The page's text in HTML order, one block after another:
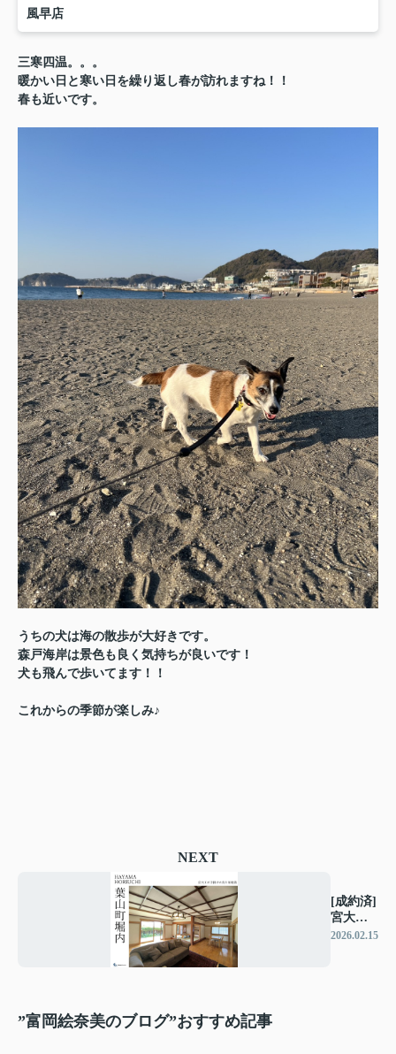
風早店
三寒四温。。。
暖かい日と寒い日を繰り返し春が訪れますね！！
春も近いです。
うちの犬は海の散歩が大好きです。
森戸海岸は景色も良く気持ちが良いです！
犬も飛んで歩いてます！！
これからの季節が楽しみ♪
NEXT
[成約済]
宮大工
が手掛
2026.02.15
”富岡絵奈美のブログ”おすすめ記事